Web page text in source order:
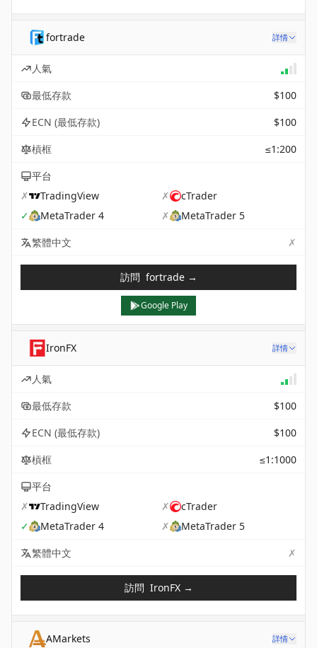
fortrade 詳情
人氣
最低存款
$100
ECN (最低存款)
$100
槓框
≤1:200
平台
✗
TradingView ✗
cTrader
✓
MetaTrader 4 ✗
MetaTrader 5
繁體中文
✗
訪問 fortrade→
Google Play
IronFX 詳情
人氣
最低存款
$100
ECN (最低存款)
$100
槓框
≤1:1000
平台
✗
TradingView ✗
cTrader
✓
MetaTrader 4 ✗
MetaTrader 5
繁體中文
✗
訪問 IronFX→
AMarkets 詳情